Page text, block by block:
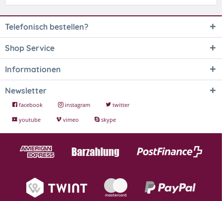
Telefonisch bestellen?
Shop Service
Informationen
Newsletter
facebook instagram
twitter
youtube
vimeo skype